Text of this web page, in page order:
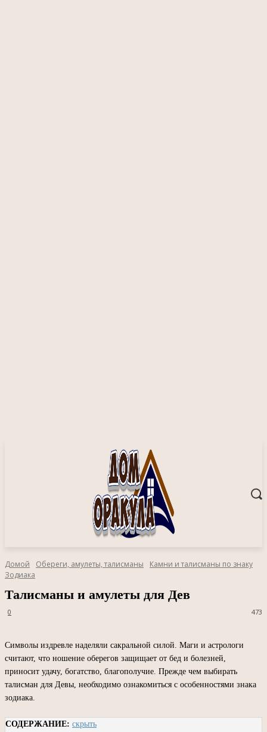
Домой Обереги, амулеты, талисманы
Камни и талисманы по знаку
Зодиака
Талисманы и амулеты для Дев
473
0
Символы издревле наделяли сакральной силой. Маги и астрологи
считают, что ношение оберегов защищает от бед и болезней,
приносит удачу, богатство, благополучие. Прежде чем выбирать
талисман для Девы, необходимо ознакомиться с особенностями знака
зодиака.
СОДЕРЖАНИЕ: скрыть